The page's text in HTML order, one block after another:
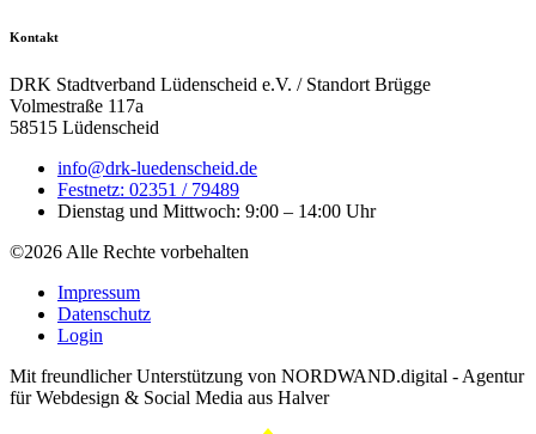
Kontakt
DRK Stadtverband Lüdenscheid e.V. / Standort Brügge
Volmestraße 117a
58515 Lüdenscheid
info@drk-luedenscheid.de
Festnetz: 02351 / 79489
Dienstag und Mittwoch: 9:00 – 14:00 Uhr
©2026 Alle Rechte vorbehalten
Impressum
Datenschutz
Login
Mit freundlicher Unterstützung von NORDWAND.digital - Agentur
für Webdesign & Social Media aus Halver